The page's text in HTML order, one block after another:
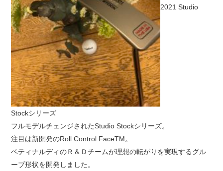
2021 Studio
Stockシリーズ
フルモデルチェンジされたStudio Stockシリーズ。
注目は新開発のRoll Control FaceTM。
ベティナルディのＲ＆Ｄチームが理想の転がりを実現するグル
ーブ形状を開発しました。